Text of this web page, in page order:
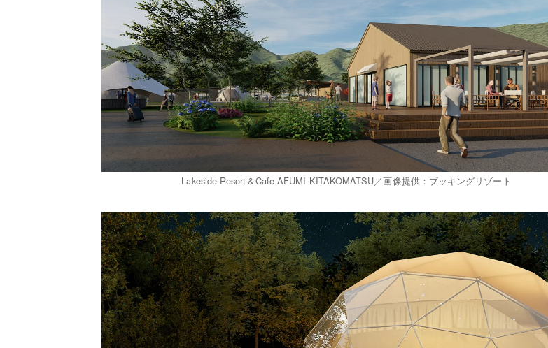
Lakeside Resort＆Cafe AFUMI KITAKOMATSU／画像提供：ブッキングリゾート